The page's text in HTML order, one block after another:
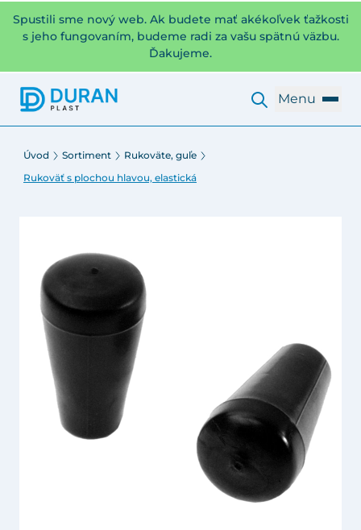
Spustili sme nový web. Ak budete mať akékoľvek ťažkosti
s jeho fungovaním, budeme radi za vašu spätnú väzbu.
Ďakujeme.
Menu
Úvod Sortiment
Rukoväte, guľe
Rukoväť s plochou hlavou, elastická